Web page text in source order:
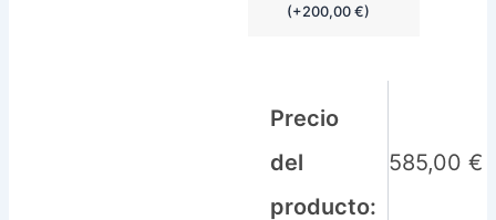
(+200,00€)
Precio
del
producto:
585,00€